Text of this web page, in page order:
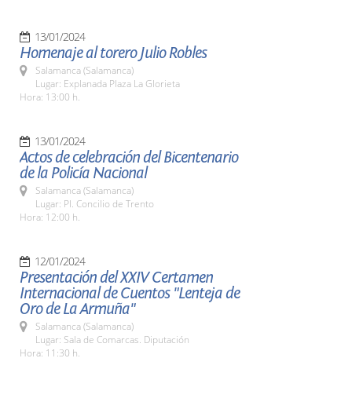
13/01/2024
Homenaje al torero Julio Robles
Salamanca (Salamanca)
Lugar: Explanada Plaza La Glorieta
Hora: 13:00 h.
13/01/2024
Actos de celebración del Bicentenario
de la Policía Nacional
Salamanca (Salamanca)
Lugar: Pl. Concilio de Trento
Hora: 12:00 h.
12/01/2024
Presentación del XXIV Certamen
Internacional de Cuentos "Lenteja de
Oro de La Armuña"
Salamanca (Salamanca)
Lugar: Sala de Comarcas. Diputación
Hora: 11:30 h.